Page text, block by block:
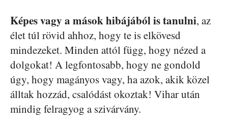
Képes vagy a mások hibájából is tanulni, az
élet túl rövid ahhoz, hogy te is elkövesd
mindezeket. Minden attól függ, hogy nézed a
dolgokat! A legfontosabb, hogy ne gondold
úgy, hogy magányos vagy, ha azok, akik közel
álltak hozzád, csalódást okoztak! Vihar után
mindig felragyog a szivárvány.